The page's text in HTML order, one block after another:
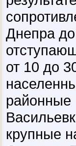
Днепра до
от 10 до
районные
крупные